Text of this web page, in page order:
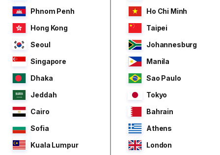
Phnom Penh
Ho Chi Minh
Hong Kong
Taipei
Seoul
Johannesburg
Singapore
Manila
Dhaka
Sao Paulo
Jeddah
Tokyo
Cairo
Bahrain
Sofia
Athens
Kuala Lumpur
London